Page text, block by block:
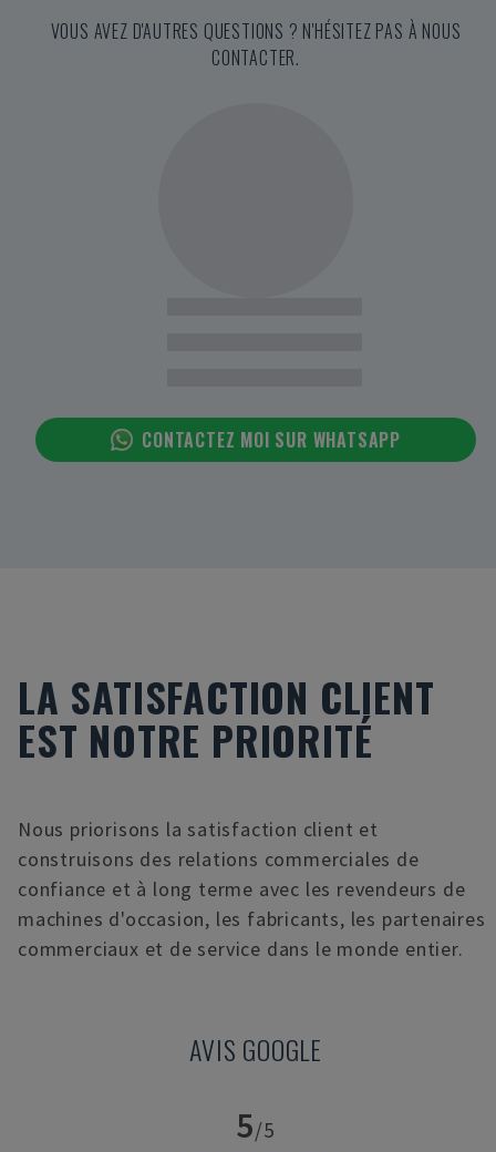
VOUS AVEZ D'AUTRES QUESTIONS ? N'HÉSITEZ PAS À NOUS
CONTACTER.
CONTACTEZ MOI SUR WHATSAPP
LA SATISFACTION CLIENT
EST NOTRE PRIORITÉ
Nous priorisons la satisfaction client et
construisons des relations commerciales de
confiance et à long terme avec les revendeurs de
machines d'occasion, les fabricants, les partenaires
commerciaux et de service dans le monde entier.
AVIS GOOGLE
5/5